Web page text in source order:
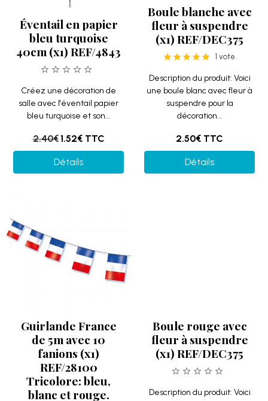
Éventail en papier
bleu turquoise
40cm (x1) REF/4843
Créez une décoration de
salle avec l'éventail papier
bleu turquoise et son...
2.40€1.52€ TTC
Détails
Boule blanche avec
fleur à suspendre
(x1) REF/DEC375
1 vote.
Description du produit: Voici
une boule blanc avec fleur à
suspendre pour la
décoration...
2.50€ TTC
Détails
Guirlande France
de 5m avec 10
fanions (x1)
REF/28100
Tricolore: bleu,
blanc et rouge.
2.50€TTC